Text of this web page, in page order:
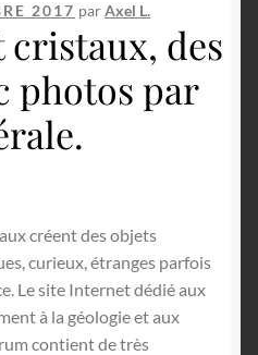
2017 parAxel L.
des
photos par
créent des objets
curieux, étranges parfois
Le site Internet dédié aux
à la géologie et aux
contient de très